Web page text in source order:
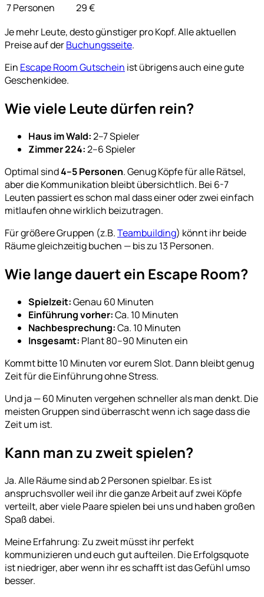
7 Personen
29 €
Je mehr Leute, desto günstiger pro Kopf. Alle aktuellen
Preise auf derBuchungsseite.
Ein Escape Room Gutschein ist übrigens auch eine gute
Geschenkidee.
Wie viele Leute dürfen rein?
Haus im Wald:2–7 Spieler
Zimmer 224:2–6 Spieler
Optimal sind4–5 Personen. Genug Köpfe für alle Rätsel,
aber die Kommunikation bleibt übersichtlich. Bei 6-7
Leuten passiert es schon mal dass einer oder zwei einfach
mitlaufen ohne wirklich beizutragen.
Für größere Gruppen (z.B.Teambuilding) könnt ihr beide
Räume gleichzeitig buchen — bis zu 13 Personen.
Wie lange dauert ein Escape Room?
Spielzeit:Genau 60 Minuten
Einführung vorher:Ca. 10 Minuten
Nachbesprechung:Ca. 10 Minuten
Insgesamt: Plant 80–90 Minuten ein
Kommt bitte 10 Minuten vor eurem Slot. Dann bleibt genug
Zeit für die Einführung ohne Stress.
Und ja — 60 Minuten vergehen schneller als man denkt. Die
meisten Gruppen sind überrascht wenn ich sage dass die
Zeit um ist.
Kann man zu zweit spielen?
Ja. Alle Räume sind ab 2 Personen spielbar. Es ist
anspruchsvoller weil ihr die ganze Arbeit auf zwei Köpfe
verteilt, aber viele Paare spielen bei uns und haben großen
Spaß dabei.
Meine Erfahrung: Zu zweit müsst ihr perfekt
kommunizieren und euch gut aufteilen. Die Erfolgsquote
ist niedriger, aber wenn ihr es schafft ist das Gefühl umso
besser.